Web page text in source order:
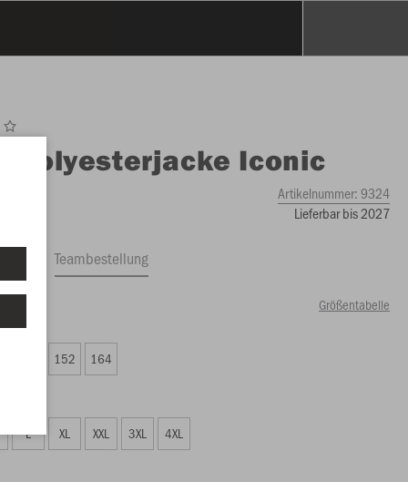
Polyesterjacke Iconic
Artikelnummer:9324
Lieferbar bis 2027
Teambestellung
Größentabelle
€)
152 164
L XL XXL 3XL 4XL